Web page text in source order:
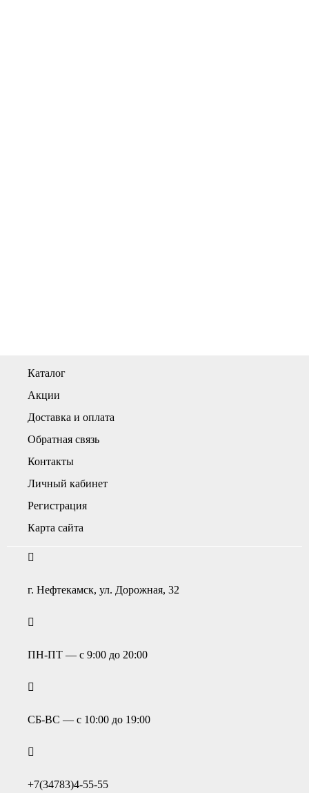
Каталог
Акции
Доставка и оплата
Обратная связь
Контакты
Личный кабинет
Регистрация
Карта сайта
г. Нефтекамск, ул. Дорожная, 32
ПН-ПТ — с 9:00 до 20:00
СБ-ВС — с 10:00 до 19:00
+7(34783)4-55-55